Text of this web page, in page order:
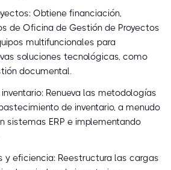
Obtiene financiación,
de Oficina de Gestión de Proyectos
multifuncionales para
soluciones tecnológicas, como
documental.
Renueva las metodologías
de inventario, a menudo
sistemas ERP e implementando
y eficiencia: Reestructura las cargas